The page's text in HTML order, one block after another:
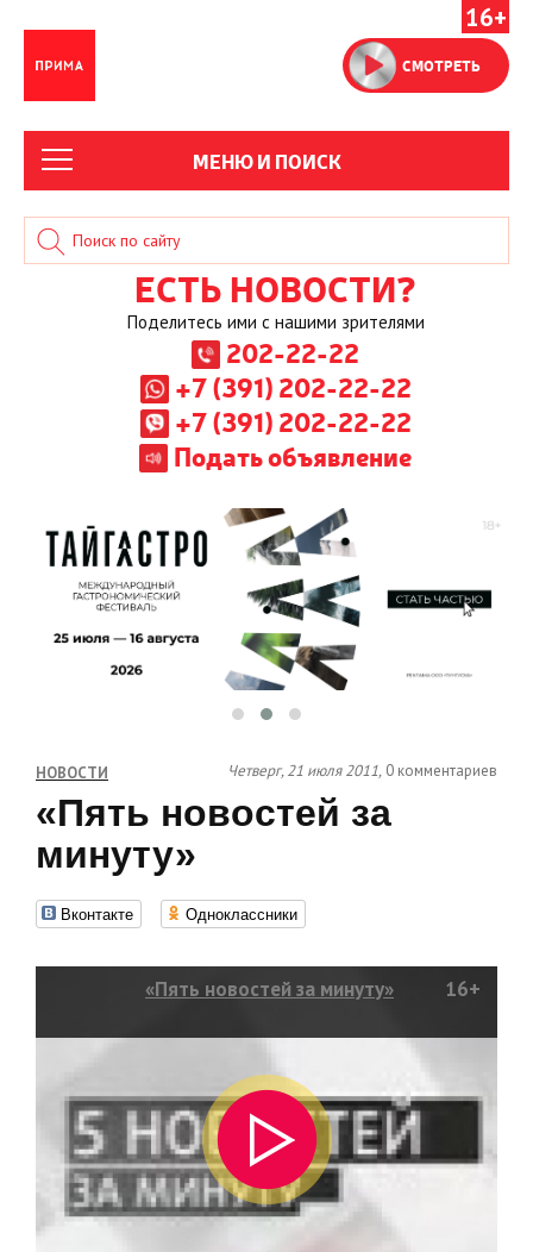
16+
СМОТРЕТЬ
МЕНЮ И ПОИСК
ЕСТЬ НОВОСТИ?
Поделитесь ими с нашими зрителями
202-22-22
+7 (391) 202-22-22
+7 (391) 202-22-22
Подать объявление
НОВОСТИ Четверг, 21 июля 2011, 0 комментариев
«Пять новостей за
минуту»
Вконтакте Одноклассники
«Пять новостей за минуту» 16+